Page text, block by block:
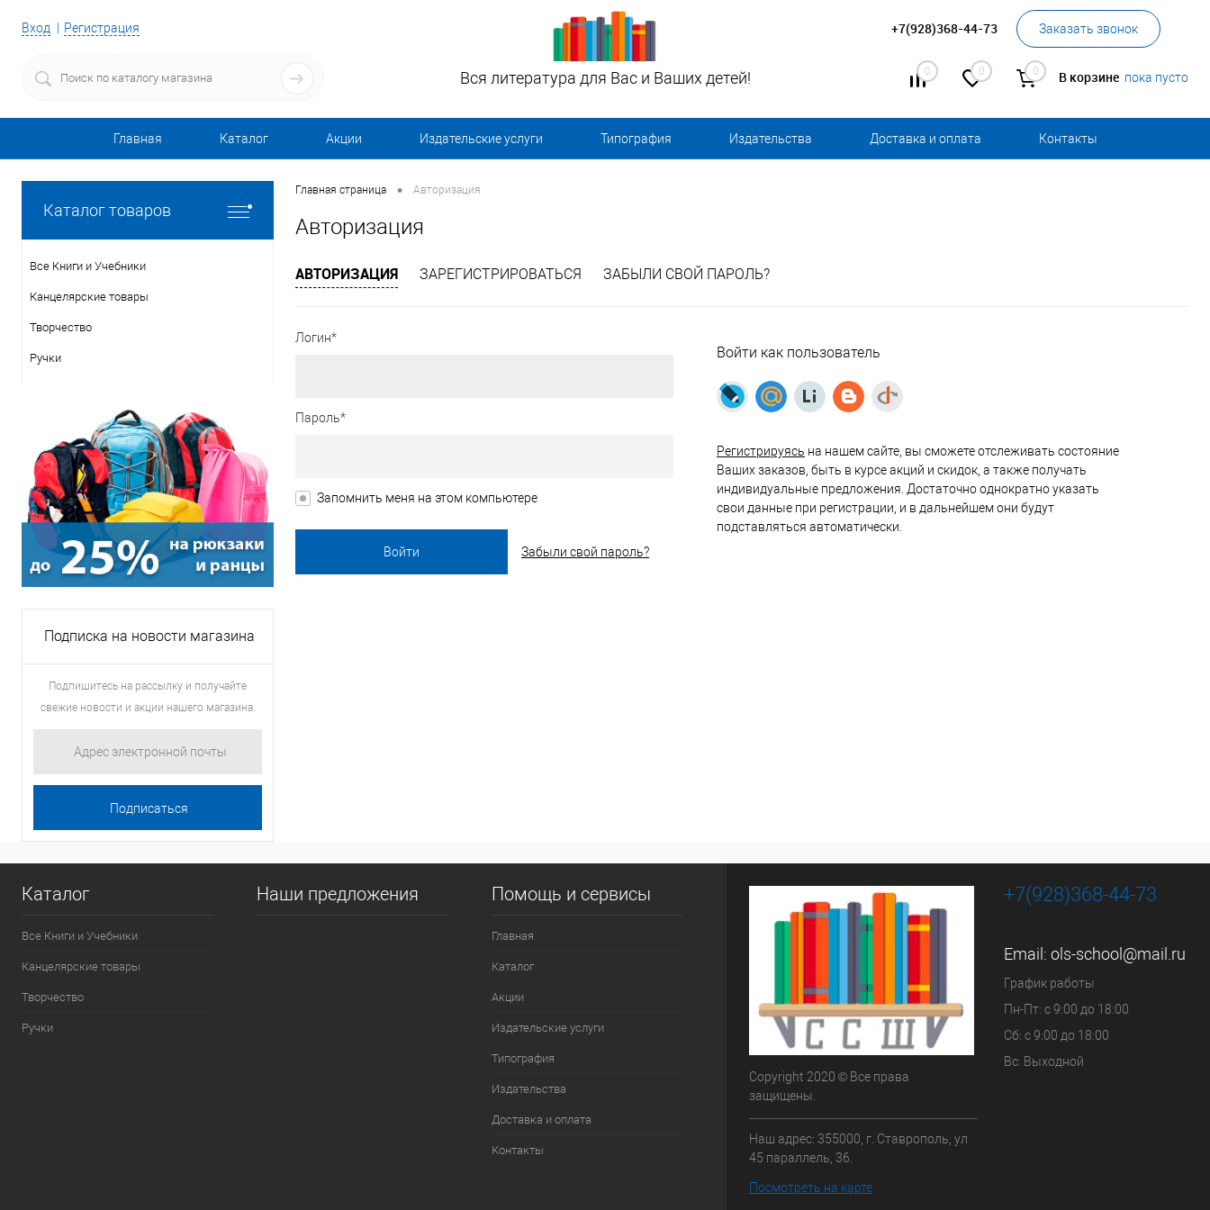
Вход Регистрация +7(928)368-44-73 Заказать звонок
0 0 0 В корзине пока пусто
Вся литература для Вас и Ваших детей!
Главная Каталог Акции Издательские услуги Типография Издательства Доставка и оплата Контакты
Каталог товаров
Все Книги и Учебники
Канцелярские товары
Творчество
Ручки
Подписка на новости магазина
Подпишитесь на рассылку и получайте
свежие новости и акции нашего магазина.
Главная страница • Авторизация
Авторизация
АВТОРИЗАЦИЯ ЗАРЕГИСТРИРОВАТЬСЯ ЗАБЫЛИ СВОЙ ПАРОЛЬ?
Логин*
Пароль*
Запомнить меня на этом компьютере
Забыли свой пароль?
Войти как пользователь
Регистрируясь на нашем сайте, вы сможете отслеживать состояние
Ваших заказов, быть в курсе акций и скидок, а также получать
индивидуальные предложения. Достаточно однократно указать
свои данные при регистрации, и в дальнейшем они будут
подставляться автоматически.
Каталог
Все Книги и Учебники
Канцелярские товары
Творчество
Ручки
Наши предложения Помощь и сервисы
Главная
Каталог
Акции
Издательские услуги
Типография
Издательства
Доставка и оплата
Контакты
Copyright 2020 © Все права
защищены.
Наш адрес: 355000, г. Ставрополь, ул
45 параллель, 36.
Посмотреть на карте
+7(928)368-44-73
Email: ols-school@mail.ru
График работы
Пн-Пт: с 9:00 до 18:00
Сб: с 9:00 до 18:00
Вс: Выходной